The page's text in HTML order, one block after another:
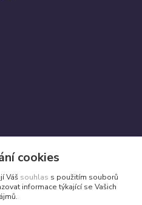
cookies
Váš souhlas s použitím souborů
informace týkající se Vašich